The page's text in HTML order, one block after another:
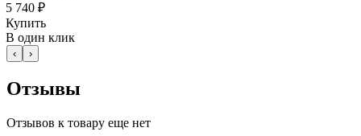
5 740 ₽
Купить
В один клик
‹ ›
Отзывы
Отзывов к товару еще нет